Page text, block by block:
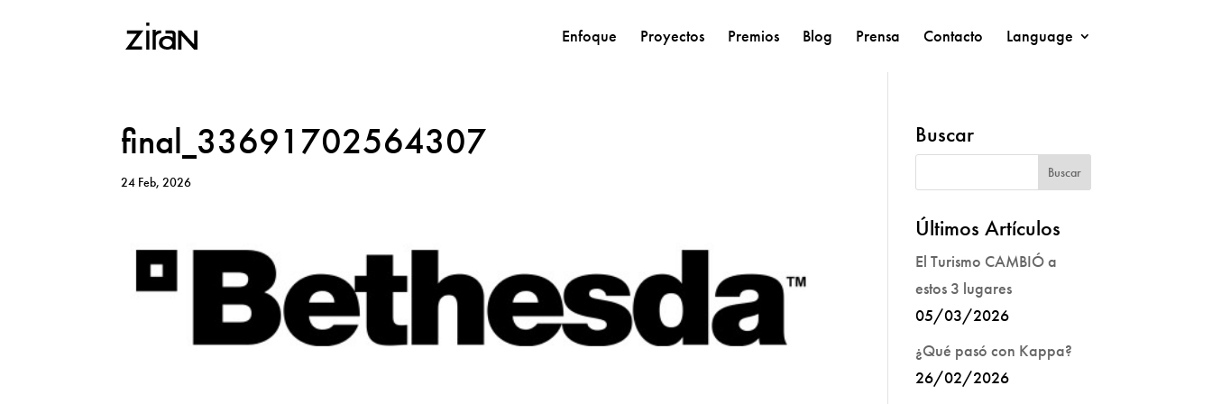
Enfoque Proyectos Premios Blog Prensa Contacto Language
final_33691702564307
24 Feb, 2026
Buscar
Últimos Artículos
El Turismo CAMBIÓ a
estos 3 lugares
05/03/2026
¿Qué pasó con Kappa?
26/02/2026